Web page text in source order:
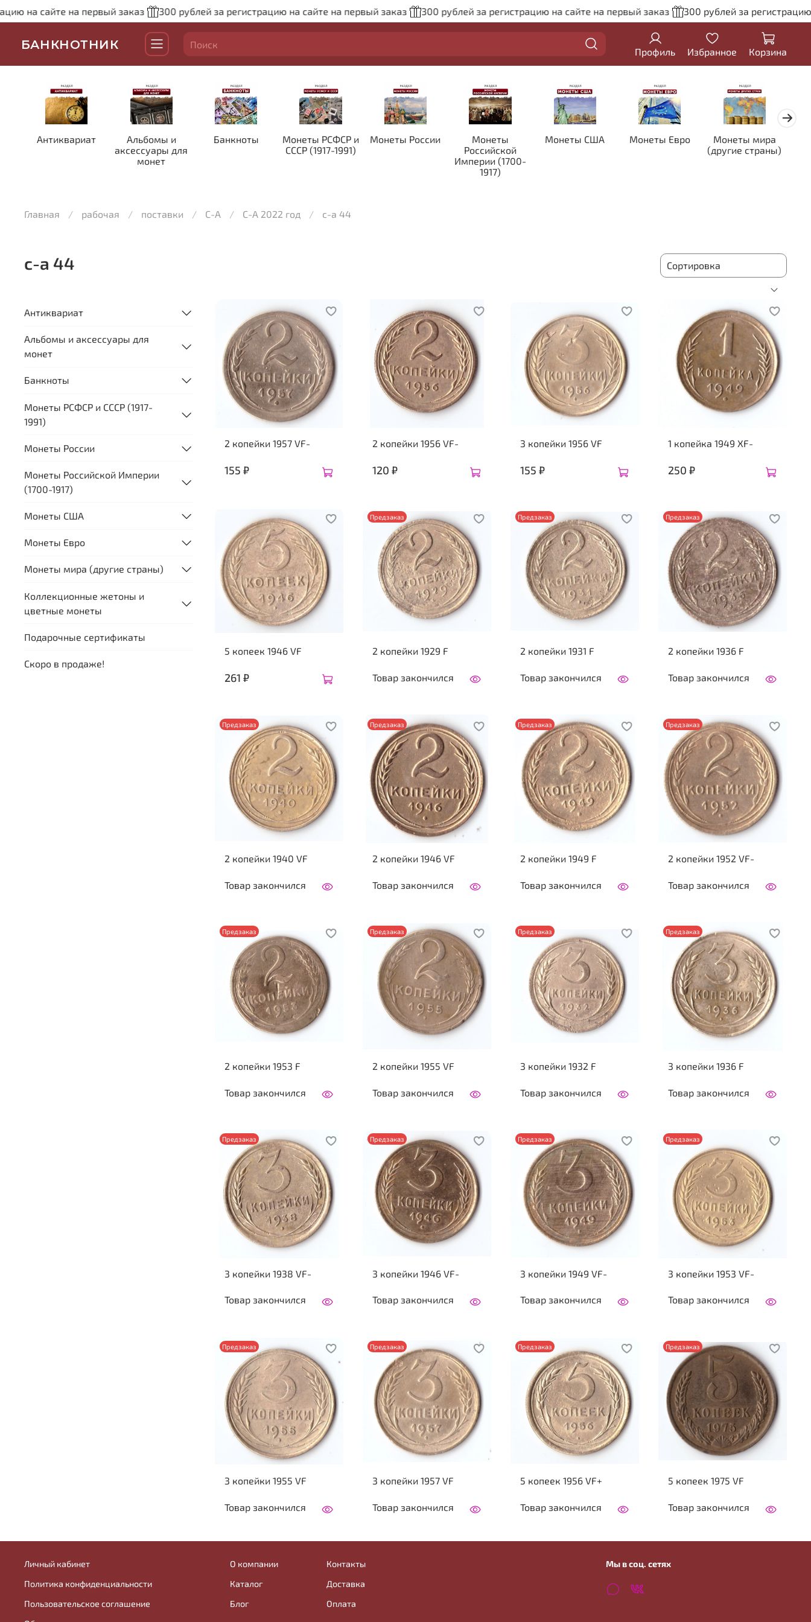
на сайте на первый заказ 300 рублей за регистрацию на сайте на первый заказ 300 рублей за регистрацию на сайте на первый заказ 300 рублей за регистрацию
БАНКНОТНИК
Профиль Избранное Корзина
Антиквариат
Альбомы и
аксессуары для
монет
Банкноты
Монеты РСФСР и
СССР (1917-1991)
Монеты России
Монеты
Российской
Империи (1700-
1917)
Монеты США Монеты Евро
Монеты мира
(другие страны)
Главная рабочая поставки С-А С-А 2022 год с-а 44
с-а 44
2 копейки 1957 VF-
155 ₽
2 копейки 1956 VF-
120 ₽
3 копейки 1956 VF
155 ₽
1 копейка 1949 ХF-
250 ₽
5 копеек 1946 VF
261 ₽
Предзаказ
2 копейки 1929 F
Товар закончился
Предзаказ
2 копейки 1931 F
Товар закончился
Предзаказ
2 копейки 1936 F
Товар закончился
Предзаказ
2 копейки 1940 VF
Товар закончился
Предзаказ
2 копейки 1946 VF
Товар закончился
Предзаказ
2 копейки 1949 F
Товар закончился
Предзаказ
2 копейки 1952 VF-
Товар закончился
Предзаказ
2 копейки 1953 F
Товар закончился
Предзаказ
2 копейки 1955 VF
Товар закончился
Предзаказ
3 копейки 1932 F
Товар закончился
Предзаказ
3 копейки 1936 F
Товар закончился
Предзаказ
3 копейки 1938 VF-
Товар закончился
Предзаказ
3 копейки 1946 VF-
Товар закончился
Предзаказ
3 копейки 1949 VF-
Товар закончился
Предзаказ
3 копейки 1953 VF-
Товар закончился
Предзаказ
3 копейки 1955 VF
Товар закончился
Предзаказ
3 копейки 1957 VF
Товар закончился
Предзаказ
5 копеек 1956 VF+
Товар закончился
Предзаказ
5 копеек 1975 VF
Товар закончился
Антиквариат
Альбомы и аксессуары для
монет
Банкноты
Монеты РСФСР и СССР (1917-
1991)
Монеты России
Монеты Российской Империи
(1700-1917)
Монеты США
Монеты Евро
Монеты мира (другие страны)
Коллекционные жетоны и
цветные монеты
Подарочные сертификаты
Скоро в продаже!
Личный кабинет
Политика конфиденциальности
Пользовательское соглашение
О компании
Каталог
Блог
Контакты
Доставка
Оплата
Мы в соц. сетях